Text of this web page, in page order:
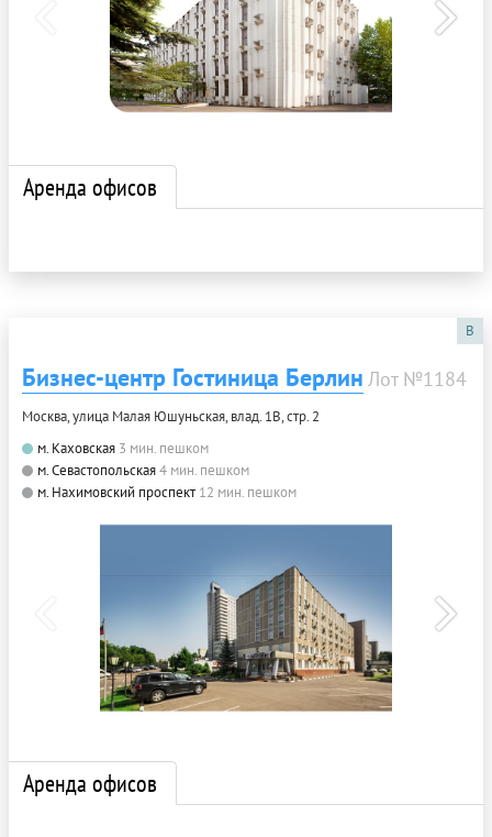
Аренда офисов
B
Бизнес-центр Гостиница Берлин Лот №1184
Москва, улица Малая Юшуньская, влад. 1В, стр. 2
м. Каховская 3 мин. пешком
м. Севастопольская4 мин. пешком
м. Нахимовский проспект 12 мин. пешком
Аренда офисов